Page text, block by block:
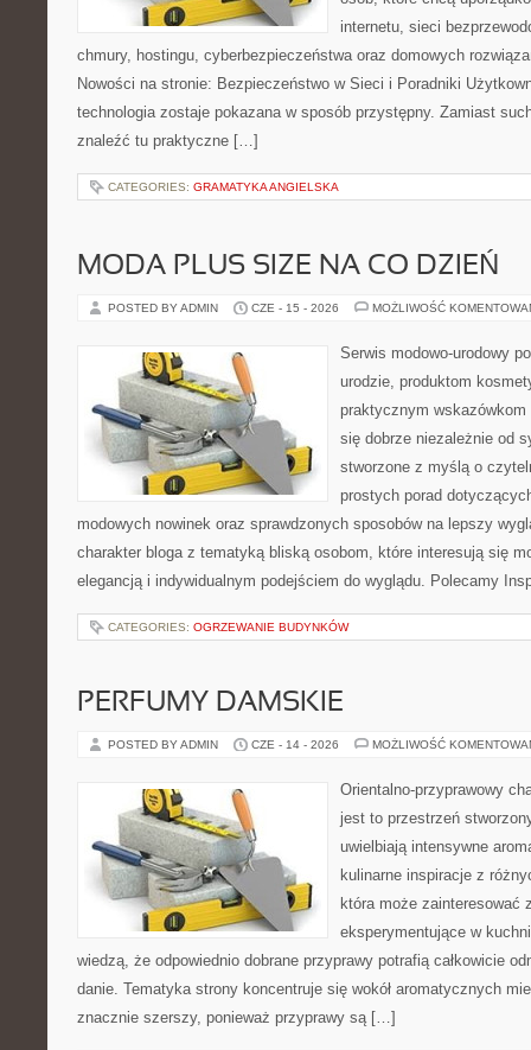
internetu, sieci
chmury, hostingu, cyberbezpieczeństwa oraz domowych
Nowości na stronie: Bezpieczeństwo w Sieci i Poradniki
technologia zostaje pokazana w sposób przystępny. Zamiast
znaleźć tu praktyczne […]
CATEGORIES: GRAMATYKA ANGIELSKA
MODA PLUS SIZE NA CO DZIEŃ
POSTED BY ADMIN CZE - 15 - 2026 MOŻLIWOŚĆ
Serwis modowo-urodowy
urodzie, produktom
praktycznym
się dobrze niezależnie od
stworzone z myślą o
prostych porad
modowych nowinek oraz sprawdzonych sposobów na lepszy
charakter bloga z tematyką bliską osobom, które interesują się
elegancją i indywidualnym podejściem do wyglądu. Polecamy
CATEGORIES: OGRZEWANIE BUDYNKÓW
PERFUMY DAMSKIE
POSTED BY ADMIN CZE - 14 - 2026 MOŻLIWOŚĆ
Orientalno-przyprawowy
jest to przestrzeń
uwielbiają intensywne
kulinarne inspiracje z
która może zainteresować
eksperymentujące w
wiedzą, że odpowiednio dobrane przyprawy potrafią całkowicie
danie. Tematyka strony koncentruje się wokół aromatycznych
znacznie szerszy, ponieważ przyprawy są […]